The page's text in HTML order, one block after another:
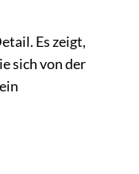
Es zeigt,
sich von der